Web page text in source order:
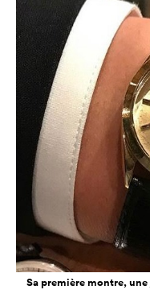
Sa première montre, une